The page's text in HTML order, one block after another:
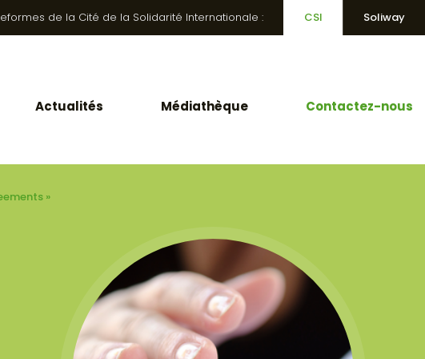
de la Cité de la Solidarité Internationale : CSI Soliway
Actualités Médiathèque Contactez-nous
»